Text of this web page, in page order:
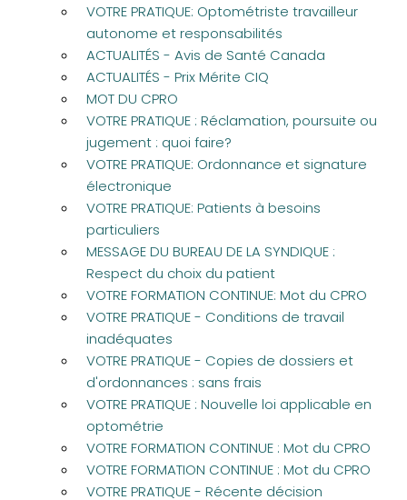
VOTRE PRATIQUE: Optométriste travailleur
autonome et responsabilités
ACTUALITÉS - Avis de Santé Canada
ACTUALITÉS - Prix Mérite CIQ
MOT DU CPRO
VOTRE PRATIQUE : Réclamation, poursuite ou
jugement : quoi faire?
VOTRE PRATIQUE: Ordonnance et signature
électronique
VOTRE PRATIQUE: Patients à besoins
particuliers
MESSAGE DU BUREAU DE LA SYNDIQUE :
Respect du choix du patient
VOTRE FORMATION CONTINUE: Mot du CPRO
VOTRE PRATIQUE - Conditions de travail
inadéquates
VOTRE PRATIQUE - Copies de dossiers et
d'ordonnances : sans frais
VOTRE PRATIQUE : Nouvelle loi applicable en
optométrie
VOTRE FORMATION CONTINUE : Mot du CPRO
VOTRE FORMATION CONTINUE : Mot du CPRO
VOTRE PRATIQUE - Récente décision